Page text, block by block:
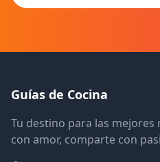
Guías de Cocina
Tu destino para las mejores
con amor, comparte con